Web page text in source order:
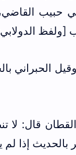
أبي حبيب
[ولفظ
الحبراني
قال: لا
بالحديث إذا